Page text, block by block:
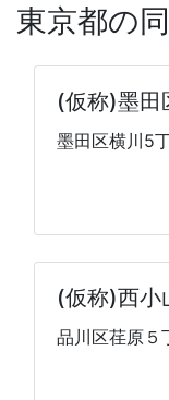
東京都の
(仮称)墨田
墨田区横川5
(仮称)西
品川区荏原